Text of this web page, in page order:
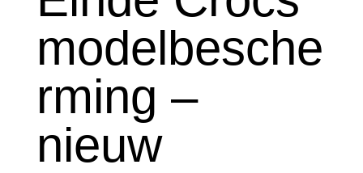
modelbesche
rming –
nieuw